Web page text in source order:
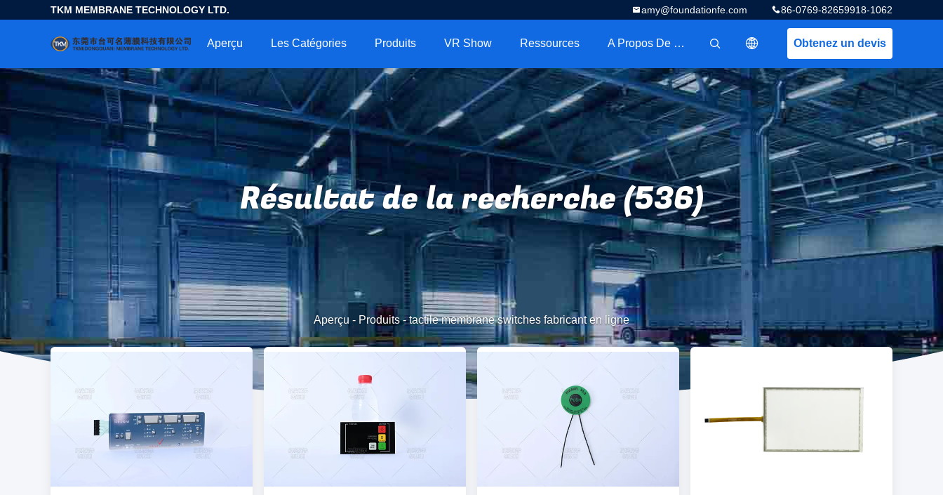
TKM MEMBRANE TECHNOLOGY LTD. 86-0769-82659918-1062
amy@foundationfe.com
Obtenez un devis
描述
Aperçu Les Catégories Produits VR Show Ressources A Propos De Nous
Résultat de la recherche (536)
Aperçu - Produits-tactile membrane switches fabricant en ligne